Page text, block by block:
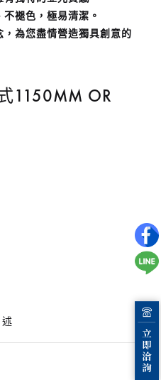
褪色，極易清潔。
為您盡情營造獨具創意的
1150MM OR